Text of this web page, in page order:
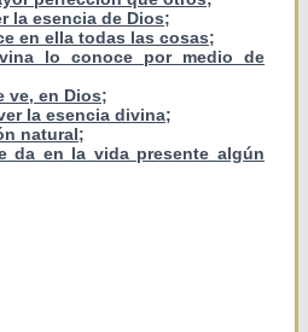
la esencia de Dios;
en ella todas las cosas;
lo conoce por medio de
ve, en Dios;
la esencia divina;
natural;
da en la vida presente algún